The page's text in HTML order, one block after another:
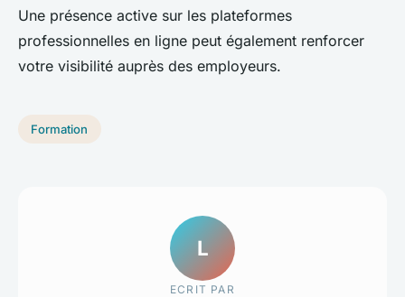
Une présence active sur les plateformes
professionnelles en ligne peut également renforcer
votre visibilité auprès des employeurs.
Formation
L
ECRIT PAR